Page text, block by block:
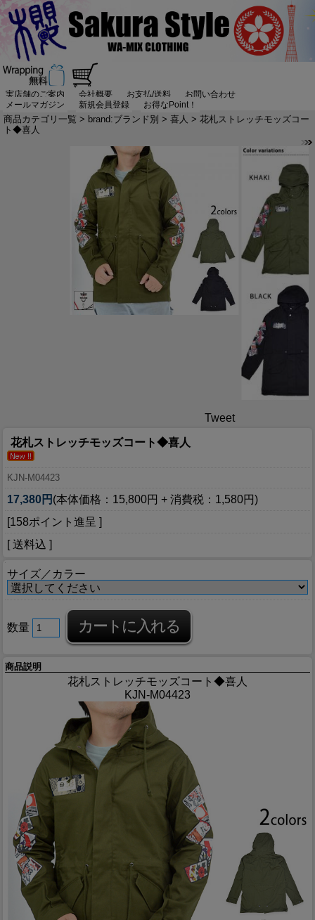
実店舗のご案内 会社概要 お支払/送料
お問い合わせ
メールマガジン
新規会員登録 お得なPoint！
商品カテゴリ一覧 > brand:ブランド別 > 喜人 > 花札ストレッチモッズコー
ト◆喜人
Tweet
花札ストレッチモッズコート◆喜人
KJN-M04423
17,380円 (本体価格：15,800円 + 消費税：1,580円)
[158ポイント進呈 ]
[ 送料込 ]
サイズ／カラー
数量
商品説明
花札ストレッチモッズコート◆喜人
KJN-M04423